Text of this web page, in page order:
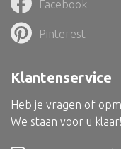
Mand
Roomdevider
Facebook
Pinterest
Klantenservice
Heb je vragen of
We staan voor u klaar!